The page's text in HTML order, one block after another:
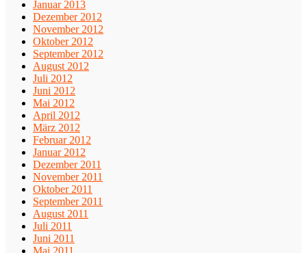
Januar 2013
Dezember 2012
November 2012
Oktober 2012
September 2012
August 2012
Juli 2012
Juni 2012
Mai 2012
April 2012
März 2012
Februar 2012
Januar 2012
Dezember 2011
November 2011
Oktober 2011
September 2011
August 2011
Juli 2011
Juni 2011
Mai 2011